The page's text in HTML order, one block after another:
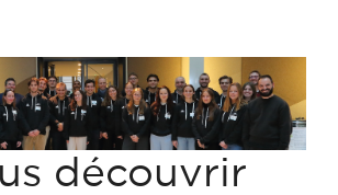
découvrir